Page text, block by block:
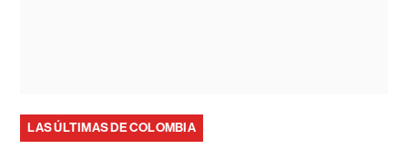
LAS ÚLTIMAS DE COLOMBIA